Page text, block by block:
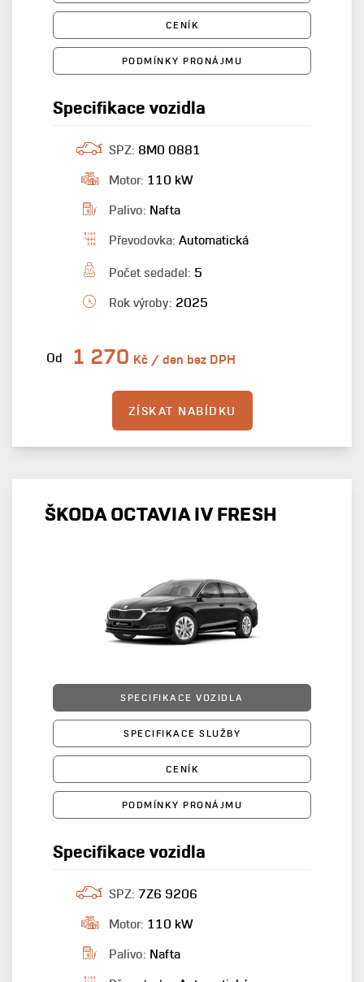
CENÍK
PODMÍNKY PRONÁJMU
Specifikace vozidla
SPZ: 8M0 0881
Motor: 110 kW
Palivo: Nafta
Převodovka: Automatická
Počet sedadel: 5
Rok výroby: 2025
Od 1 270 Kč / den bez DPH
ZÍSKAT NABÍDKU
ŠKODA OCTAVIA IV FRESH
SPECIFIKACE VOZIDLA
SPECIFIKACE SLUŽBY
CENÍK
PODMÍNKY PRONÁJMU
Specifikace vozidla
SPZ: 7Z6 9206
Motor: 110 kW
Palivo: Nafta